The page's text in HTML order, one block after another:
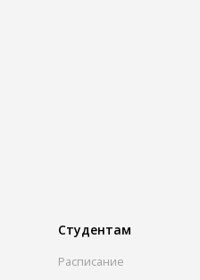
Студентам
Расписание